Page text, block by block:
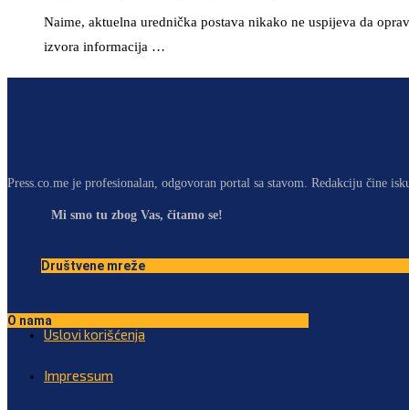
Naime, aktuelna urednička postava nikako ne uspijeva da
izvora informacija …
Press.co.me je profesionalan, odgovoran portal sa stavom. Redakciju čine
Mi smo tu zbog Vas, čitamo se!
Društvene mreže
O nama
Uslovi korišćenja
Impressum